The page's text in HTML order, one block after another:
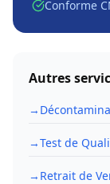
Conforme
Autres
→
→Test de
→ Retrait de